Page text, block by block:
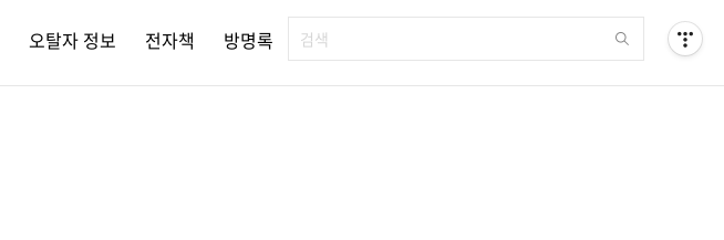
오탈자 정보 전자책 방명록